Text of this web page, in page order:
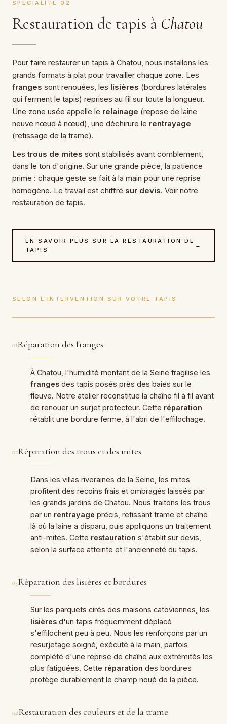
SPÉCIALITÉ 02
Restauration de tapis à Chatou
Pour faire restaurer un tapis à Chatou, nous installons les
grands formats à plat pour travailler chaque zone. Les
franges sont renouées, les lisières (bordures latérales
qui ferment le tapis) reprises au fil sur toute la longueur.
Une zone usée appelle le relainage (repose de laine
neuve nœud à nœud), une déchirure le rentrayage
(retissage de la trame).
Lestrous de mites sont stabilisés avant comblement,
dans le ton d'origine. Sur une grande pièce, la patience
prime : chaque geste se fait à la main pour une reprise
homogène. Le travail est chiffré sur devis. Voir notre
restauration de tapis.
EN SAVOIR PLUS SUR LA RESTAURATION DE
TAPIS
→
SELON L'INTERVENTION SUR VOTRE TAPIS
01Réparation des franges
À Chatou, l'humidité montant de la Seine fragilise les
franges des tapis posés près des baies sur le
fleuve. Notre atelier reconstitue la chaîne fil à fil avant
de renouer un surjet protecteur. Cette réparation
rétablit une bordure ferme, à l'abri de l'effilochage.
02Réparation des trous et des mites
Dans les villas riveraines de la Seine, les mites
profitent des recoins frais et ombragés laissés par
les grands jardins de Chatou. Nous traitons les trous
par un rentrayage précis, retissant trame et chaîne
là où la laine a disparu, puis appliquons un traitement
anti-mites. Cette restauration s'établit sur devis,
selon la surface atteinte et l'ancienneté du tapis.
03Réparation des lisières et bordures
Sur les parquets cirés des maisons catoviennes, les
lisières d'un tapis fréquemment déplacé
s'effilochent peu à peu. Nous les renforçons par un
resurjetage soigné, exécuté à la main, parfois
complété d'une reprise de chaîne aux extrémités les
plus fatiguées. Cette réparation des bordures
protège durablement le champ noué de la pièce.
04Restauration des couleurs et de la trame